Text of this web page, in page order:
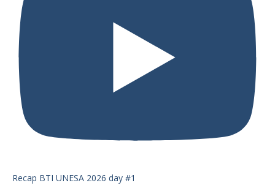
Recap BTI UNESA 2026 day #1